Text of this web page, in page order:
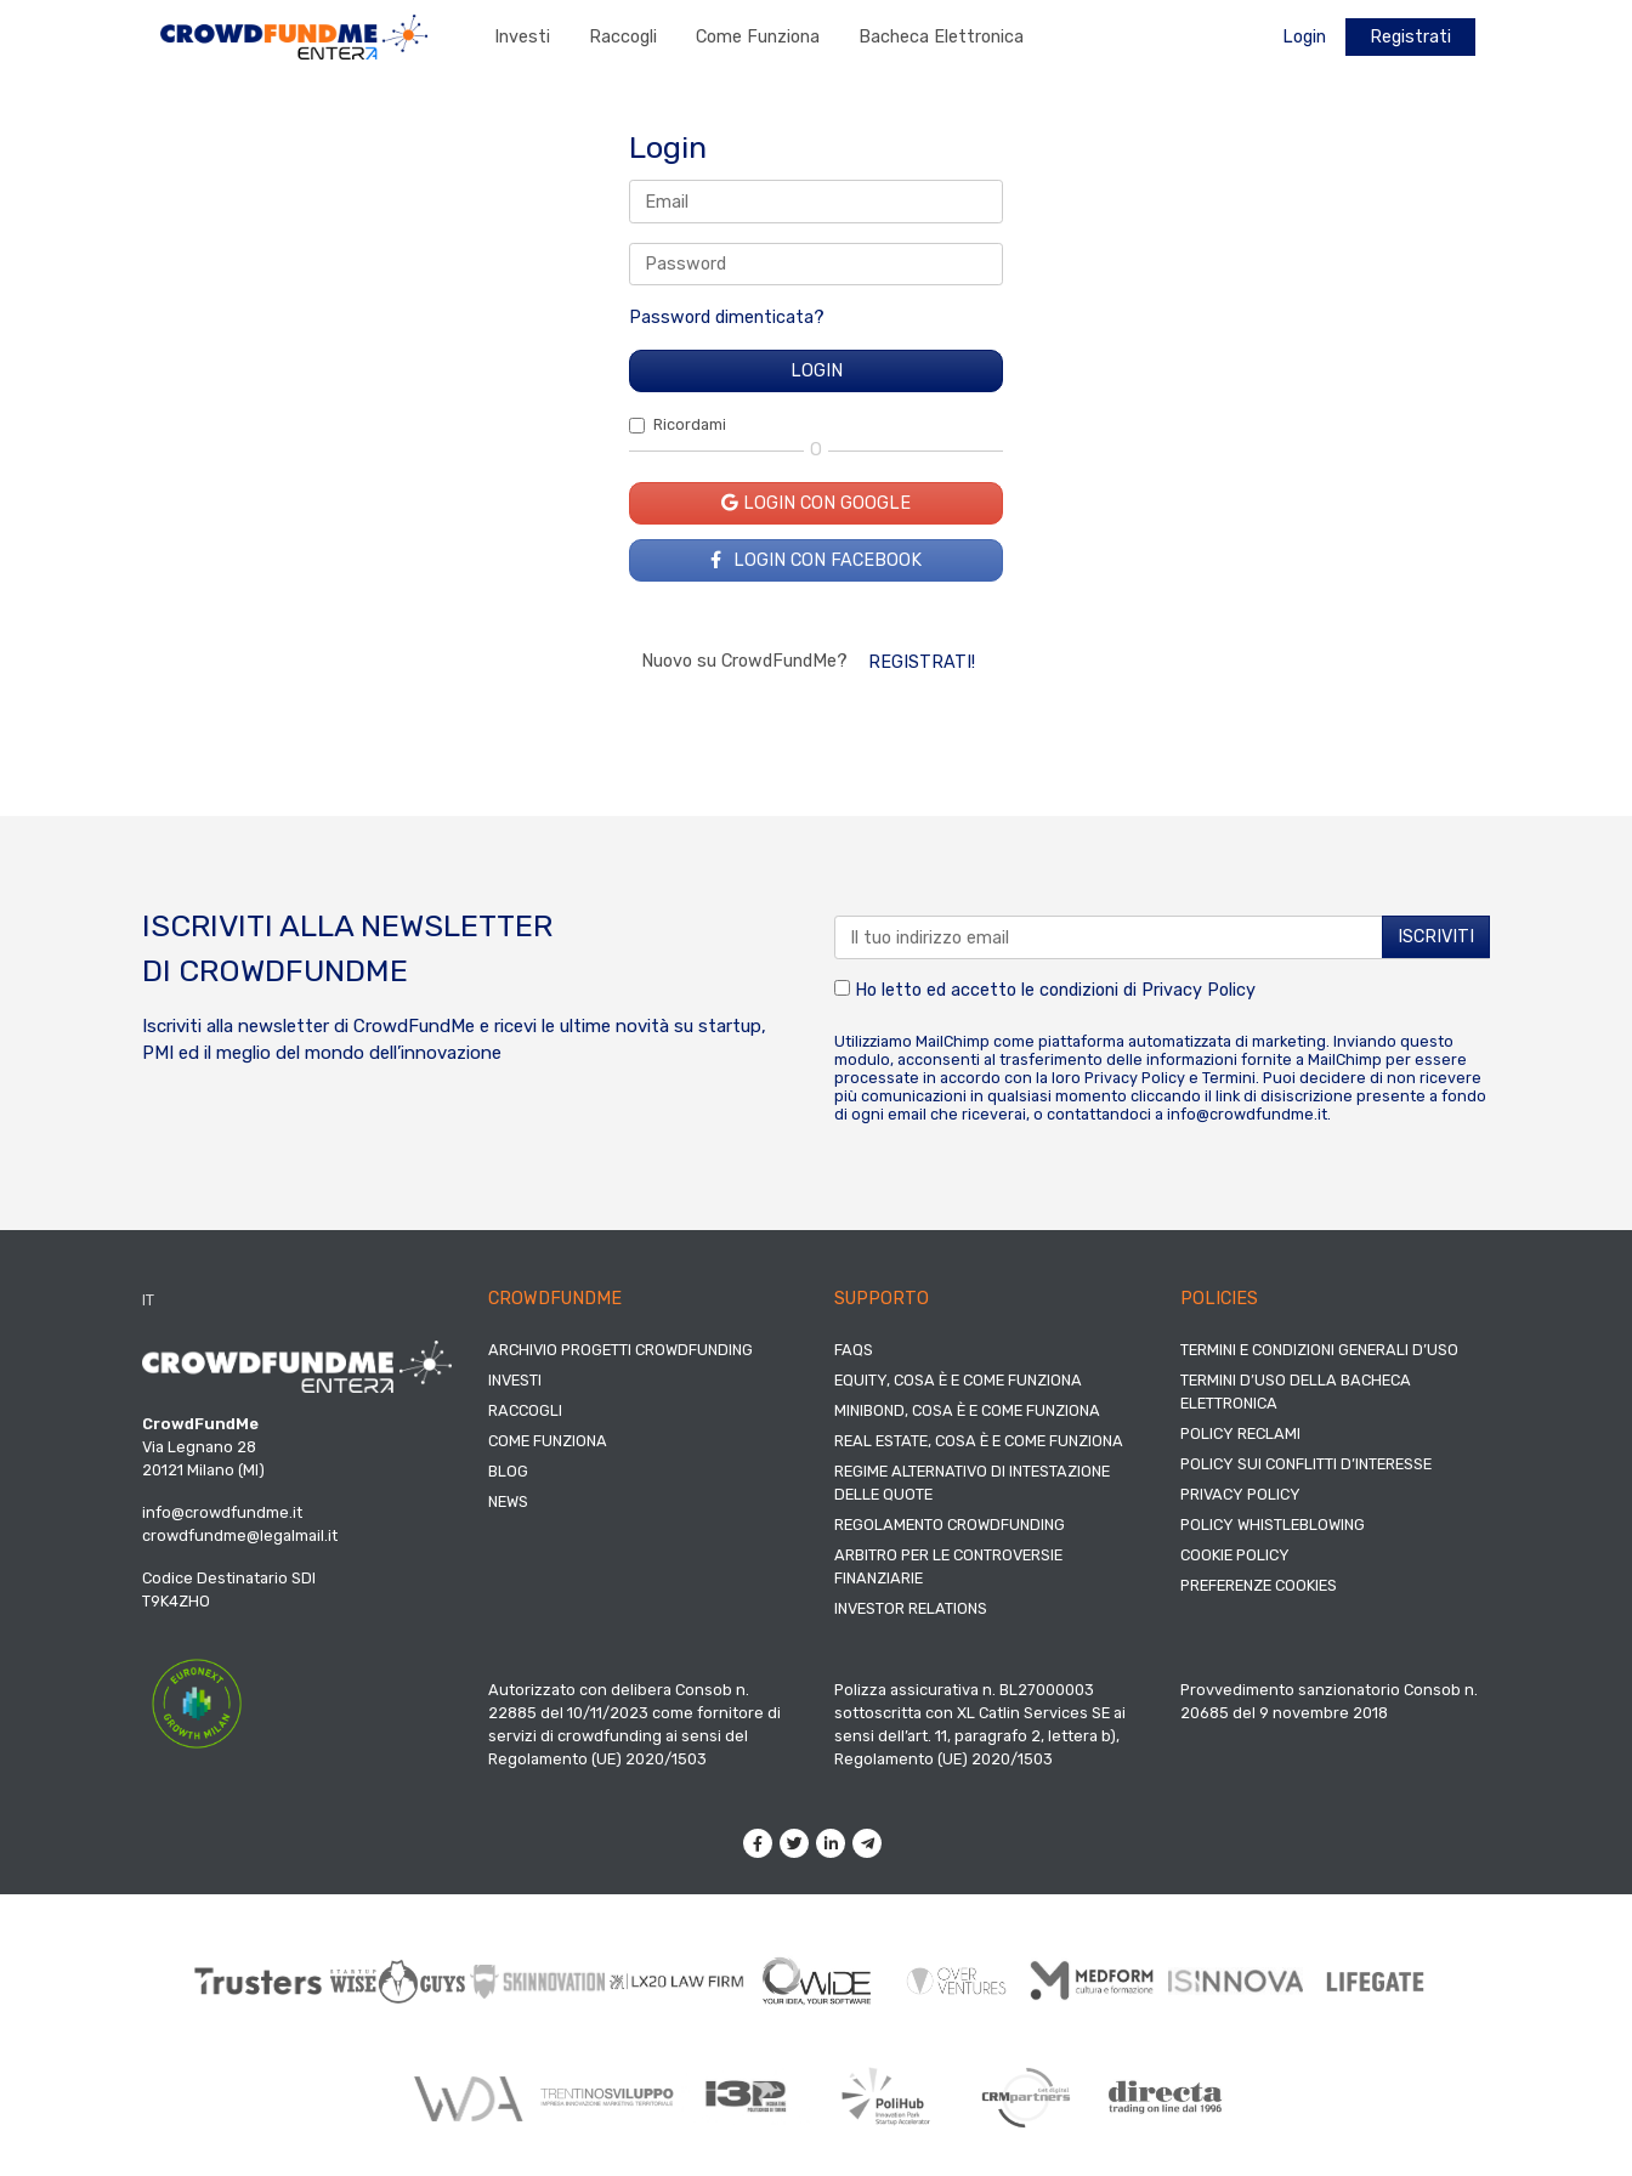
Investi Raccogli Come Funziona Bacheca Elettronica Login Registrati
Login
Password dimenticata?
Ricordami
O
LOGIN CON GOOGLE
LOGIN CON FACEBOOK
Nuovo su CrowdFundMe? REGISTRATI!
ISCRIVITI ALLA NEWSLETTER
DI CROWDFUNDME
Iscriviti alla newsletter di CrowdFundMe e ricevi le ultime novità su startup,
PMI ed il meglio del mondo dell’innovazione
Ho letto ed accetto le condizioni di Privacy Policy
Utilizziamo MailChimp come piattaforma automatizzata di marketing. Inviando questo
modulo, acconsenti al trasferimento delle informazioni fornite a MailChimp per essere
processate in accordo con la loro Privacy Policy e Termini. Puoi decidere di non ricevere
più comunicazioni in qualsiasi momento cliccando il link di disiscrizione presente a fondo
di ogni email che riceverai, o contattandoci a info@crowdfundme.it.
IT
CrowdFundMe
Via Legnano 28
20121 Milano (MI)
info@crowdfundme.it
crowdfundme@legalmail.it
Codice Destinatario SDI
T9K4ZHO
CROWDFUNDME
ARCHIVIO PROGETTI CROWDFUNDING
INVESTI
RACCOGLI
COME FUNZIONA
BLOG
NEWS
SUPPORTO
FAQS
EQUITY, COSA È E COME FUNZIONA
MINIBOND, COSA È E COME FUNZIONA
REAL ESTATE, COSA È E COME FUNZIONA
REGIME ALTERNATIVO DI INTESTAZIONE
DELLE QUOTE
REGOLAMENTO CROWDFUNDING
ARBITRO PER LE CONTROVERSIE
FINANZIARIE
INVESTOR RELATIONS
POLICIES
TERMINI E CONDIZIONI GENERALI D’USO
TERMINI D’USO DELLA BACHECA
ELETTRONICA
POLICY RECLAMI
POLICY SUI CONFLITTI D’INTERESSE
PRIVACY POLICY
POLICY WHISTLEBLOWING
COOKIE POLICY
PREFERENZE COOKIES
Autorizzato con delibera Consob n.
22885 del 10/11/2023 come fornitore di
servizi di crowdfunding ai sensi del
Regolamento (UE) 2020/1503
Polizza assicurativa n. BL27000003
sottoscritta con XL Catlin Services SE ai
sensi dell’art. 11, paragrafo 2, lettera b),
Regolamento (UE) 2020/1503
Provvedimento sanzionatorio Consob n.
20685 del 9 novembre 2018